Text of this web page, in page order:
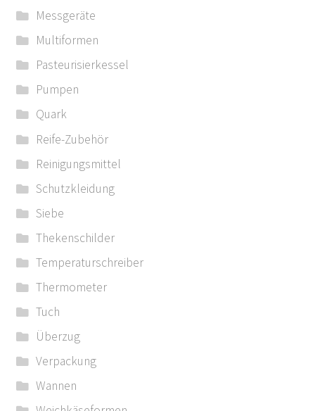
Messgeräte
Multiformen
Pasteurisierkessel
Pumpen
Quark
Reife-Zubehör
Reinigungsmittel
Schutzkleidung
Siebe
Thekenschilder
Temperaturschreiber
Thermometer
Tuch
Überzug
Verpackung
Wannen